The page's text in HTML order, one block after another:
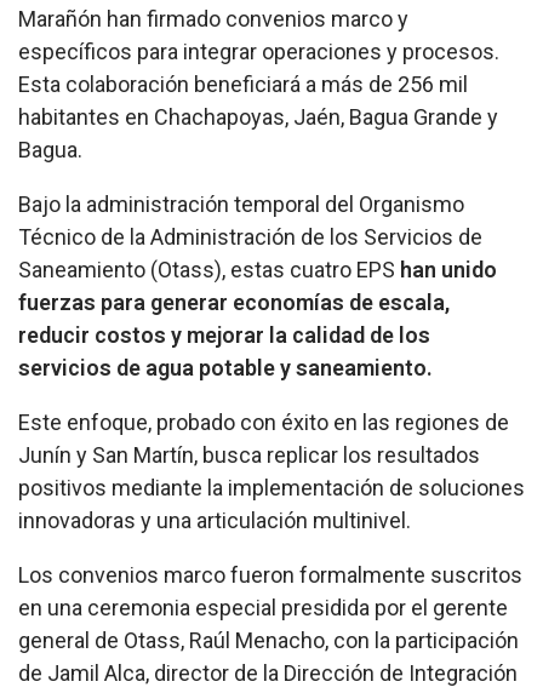
Marañón han firmado convenios marco y
específicos para integrar operaciones y procesos.
Esta colaboración beneficiará a más de 256 mil
habitantes en Chachapoyas, Jaén, Bagua Grande y
Bagua.
Bajo la administración temporal del Organismo
Técnico de la Administración de los Servicios de
Saneamiento (Otass), estas cuatro EPS han unido
fuerzas para generar economías de escala,
reducir costos y mejorar la calidad de los
servicios de agua potable y saneamiento.
Este enfoque, probado con éxito en las regiones de
Junín y San Martín, busca replicar los resultados
positivos mediante la implementación de soluciones
innovadoras y una articulación multinivel.
Los convenios marco fueron formalmente suscritos
en una ceremonia especial presidida por el gerente
general de Otass, Raúl Menacho, con la participación
de Jamil Alca, director de la Dirección de Integración